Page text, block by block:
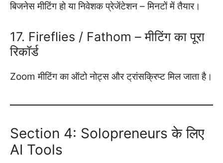
बिजनेस मीटिंग हो या निवेशक प्रेजेंटेशन – मिनटों में तैयार।
17. Fireflies / Fathom – मीटिंग का पूरा
रिकॉर्ड
Zoom मीटिंग का ऑटो नोट्स और ट्रांसक्रिप्ट मिल जाता है।
Section 4: Solopreneurs के लिए
AI Tools